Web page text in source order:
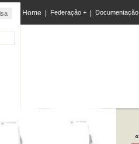
Home Federação + Documentação
«